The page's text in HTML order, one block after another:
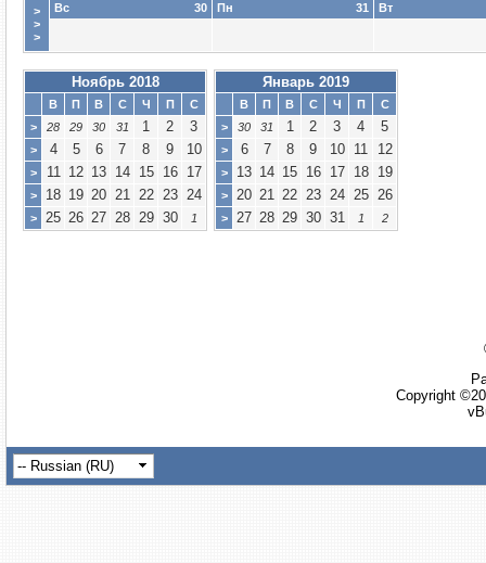
>
>
>
30
Вс 31
Пн Вт
Ноябрь 2018
В П В С Ч П
С
>
28 29 30 31 1 2 3
> 4 5 6 7 8 9 10
> 11 12 13 14 15 16 17
> 18 19 20 21 22 23 24
> 25 26 27 28 29 30 1
Январь 2019
В П В С Ч П
С
>
30 31 1 2 3 4 5
> 6 7 8 9 10 11 12
> 13 14 15 16 17 18 19
> 20 21 22 23 24 25 26
> 27 28 29 30 31 1 2
Copyright